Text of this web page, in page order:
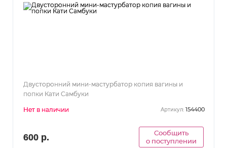
Двусторонний мини-мастурбатор копия вагины и
попки Кати Самбуки
Нет в наличии Артикул: 154400
600 р.
Сообщить
о поступлении